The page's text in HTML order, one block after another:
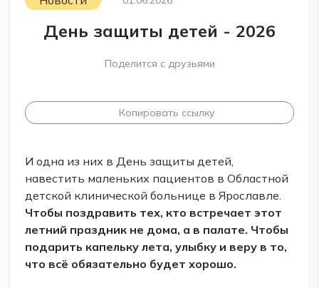
День защиты детей - 2026
Поделится с друзьями
Копировать ссылку
И одна из них в День защиты детей,
навестить маленьких пациентов в Областной
детской клинической больнице в Ярославле.
Чтобы поздравить тех, кто встречает этот
летний праздник не дома, а в палате. Чтобы
подарить капельку лета, улыбку и веру в то,
что всё обязательно будет хорошо.